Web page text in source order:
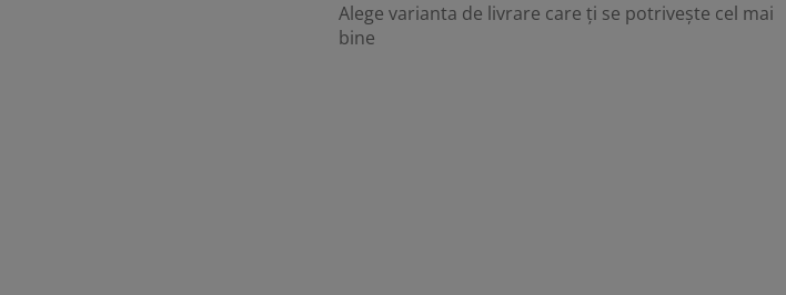
Alege varianta de livrare care ți se potrivește cel mai
bine